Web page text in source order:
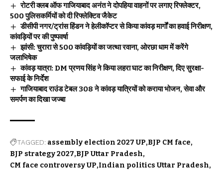
रोटरी क्लब ऑफ गाजियाबाद अनंत ने दोपहिया वाहनों पर लगाए रिफ्लेक्टर,
500 पुलिसकर्मियों को दी रिफ्लेक्टिव जैकेट
डीसीपी नगर/ट्रांस हिंडन ने हेलीकॉप्टर से किया कांवड़ मार्गों का हवाई निरीक्षण,
कांवड़ियों पर की पुष्पवर्षा
झांसी: चुरारा से 500 कांवड़ियों का जत्था रवाना, ओरछा धाम में करेंगे
जलाभिषेक
कांवड़ यात्रा: DM प्रणय सिंह ने किया लहरा घाट का निरीक्षण, दिए सुरक्षा-
सफाई के निर्देश
गाजियाबाद राउंड टेबल 308 ने कांवड़ यात्रियों को कराया भोजन, सेवा और
समर्पण का दिखा जज्बा
TAGGED: assembly election 2027 UP BJP CM face
BJP strategy 2027 BJP Uttar Pradesh
CM face controversy UP Indian politics Uttar Pradesh